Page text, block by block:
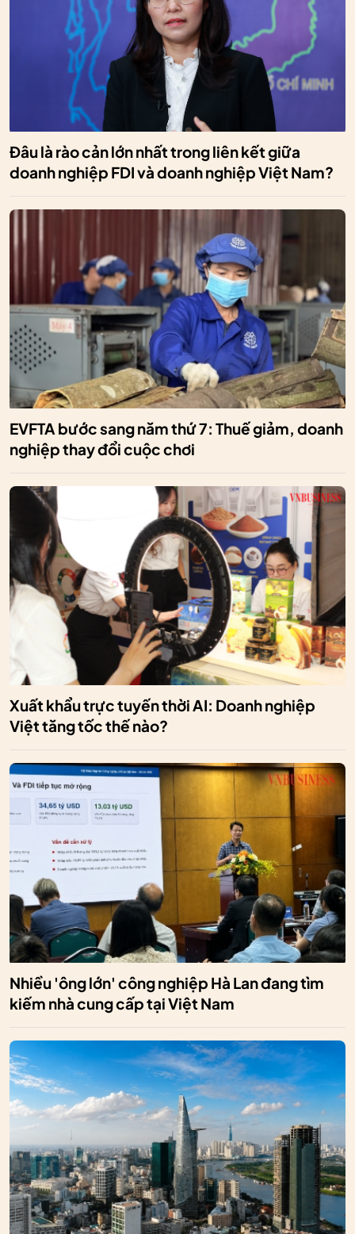
Đâu là rào cản lớn nhất trong liên kết giữa
doanh nghiệp FDI và doanh nghiệp Việt Nam?
EVFTA bước sang năm thứ 7: Thuế giảm, doanh
nghiệp thay đổi cuộc chơi
Xuất khẩu trực tuyến thời AI: Doanh nghiệp
Việt tăng tốc thế nào?
Nhiều 'ông lớn' công nghiệp Hà Lan đang tìm
kiếm nhà cung cấp tại Việt Nam